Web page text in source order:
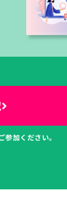
加ください。